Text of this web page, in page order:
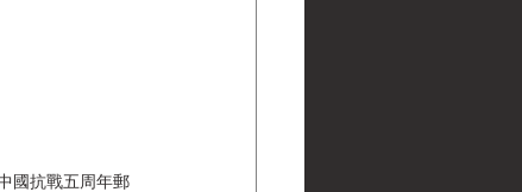
國抗戰五周年郵